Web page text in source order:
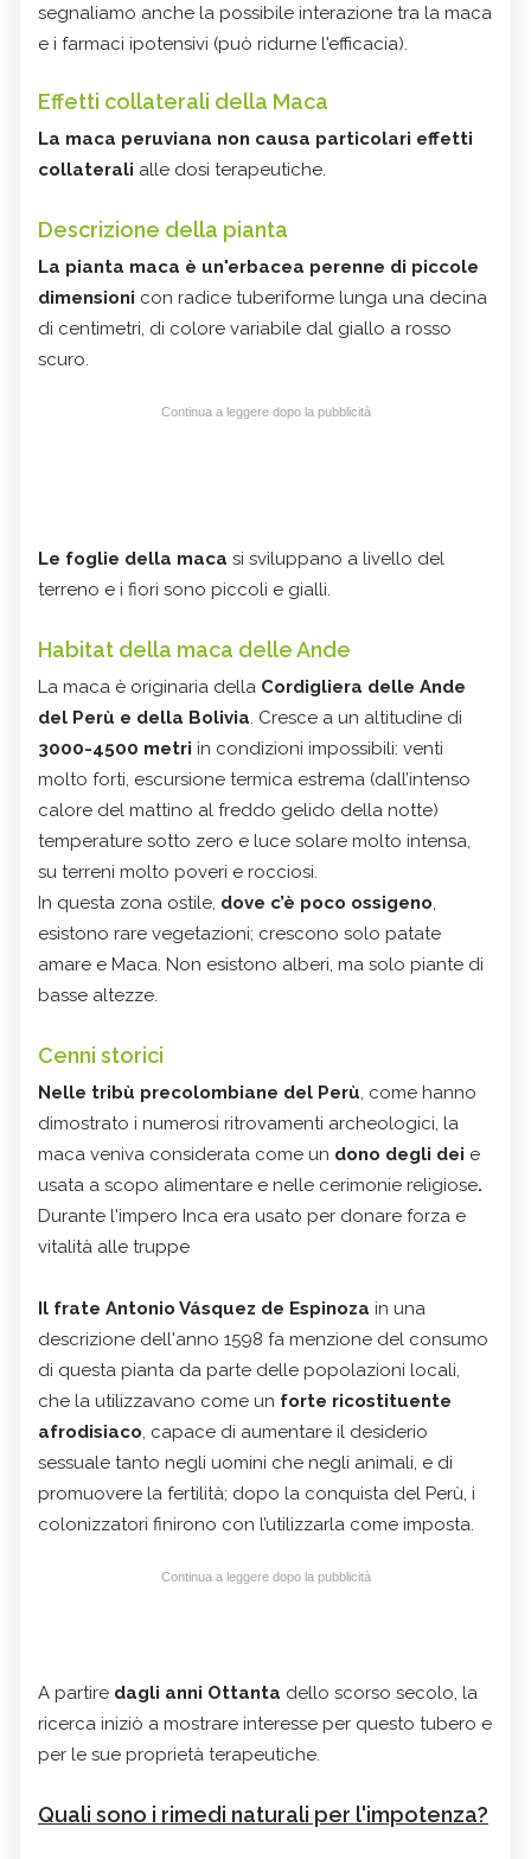
segnaliamo anche la possibile interazione tra la maca
e i farmaci ipotensivi (può ridurne l'efficacia).
Effetti collaterali della Maca
La maca peruviana non causa particolari effetti
collaterali alle dosi terapeutiche.
Descrizione della pianta
La pianta maca è un'erbacea perenne di piccole
dimensioni con radice tuberiforme lunga una decina
di centimetri, di colore variabile dal giallo a rosso
scuro.
Continua a leggere dopo la pubblicità
Le foglie della maca si sviluppano a livello del
terreno e i fiori sono piccoli e gialli.
Habitat della maca delle Ande
La maca è originaria della Cordigliera delle Ande
del Perù e della Bolivia. Cresce a un altitudine di
3000-4500 metri in condizioni impossibili: venti
molto forti, escursione termica estrema (dall’intenso
calore del mattino al freddo gelido della notte)
temperature sotto zero e luce solare molto intensa,
su terreni molto poveri e rocciosi.
In questa zona ostile, dove c’è poco ossigeno,
esistono rare vegetazioni; crescono solo patate
amare e Maca. Non esistono alberi, ma solo piante di
basse altezze.
Cenni storici
Nelle tribù precolombiane del Perù, come hanno
dimostrato i numerosi ritrovamenti archeologici, la
maca veniva considerata come un dono degli dei e
usata a scopo alimentare e nelle cerimonie religiose.
Durante l'impero Inca era usato per donare forza e
vitalità alle truppe
Il frate Antonio Vásquez de Espinoza in una
descrizione dell'anno 1598 fa menzione del consumo
di questa pianta da parte delle popolazioni locali,
che la utilizzavano come un forte ricostituente
afrodisiaco, capace di aumentare il desiderio
sessuale tanto negli uomini che negli animali, e di
promuovere la fertilità; dopo la conquista del Perù, i
colonizzatori finirono con l’utilizzarla come imposta.
Continua a leggere dopo la pubblicità
A partire dagli anni Ottanta dello scorso secolo, la
ricerca iniziò a mostrare interesse per questo tubero e
per le sue proprietà terapeutiche.
Quali sono i rimedi naturali per l'impotenza?